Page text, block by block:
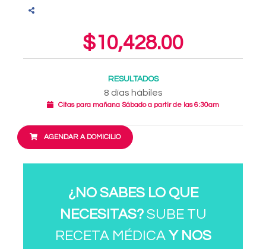
$10,428.00
RESULTADOS
8 días hábiles
Citas para mañana Sábado a partir de las 6:30am
AGENDAR A DOMICILIO
¿NO SABES LO QUE
NECESITAS?SUBE TU
RECETA MÉDICA Y NOS